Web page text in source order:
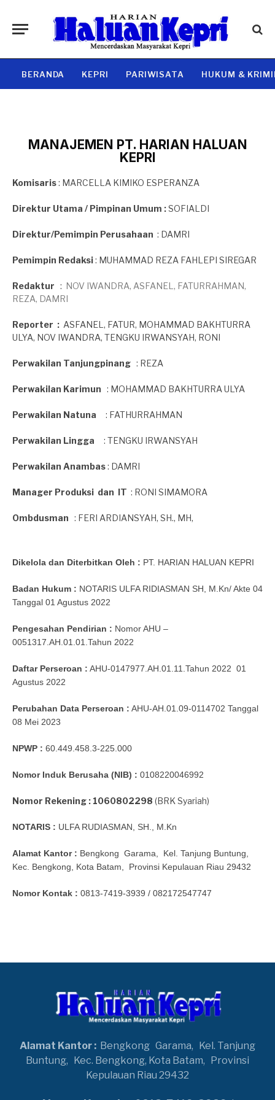
BERANDA KEPRI PARIWISATA HUKUM &
MANAJEMEN PT. HARIAN HALUAN
KEPRI
Komisaris: MARCELLA KIMIKO ESPERANZA
Direktur Utama / Pimpinan Umum :SOFIALDI
Direktur/Pemimpin Perusahaan : DAMRI
Pemimpin Redaksi: MUHAMMAD REZA FAHLEPI SIREGAR
Redaktur : NOV IWANDRA, ASFANEL, FATURRAHMAN,
REZA, DAMRI
Reporter : ASFANEL, FATUR, MOHAMMAD BAKHTURRA
ULYA, NOV IWANDRA, TENGKU IRWANSYAH, RONI
Perwakilan Tanjungpinang : REZA
Perwakilan Karimun : MOHAMMAD BAKHTURRA ULYA
Perwakilan Natuna : FATHURRAHMAN
Perwakilan Lingga : TENGKU IRWANSYAH
Perwakilan Anambas: DAMRI
Manager Produksi dan IT : RONI SIMAMORA
Ombdusman : FERI ARDIANSYAH, SH., MH,
Dikelola dan Diterbitkan Oleh : PT. HARIAN HALUAN KEPRI
Badan Hukum : NOTARIS ULFA RIDIASMAN SH, M.Kn/Akte 04
Tanggal 01 Agustus 2022
Pengesahan Pendirian : Nomor AHU –
0051317.AH.01.01.Tahun 2022
Daftar Perseroan : AHU-0147977.AH.01.11.Tahun 2022 01
Agustus 2022
Perubahan Data Perseroan : AHU-AH.01.09-0114702 Tanggal
08 Mei 2023
NPWP : 60.449.458.3-225.000
Nomor Induk Berusaha (NIB) : 0108220046992
Nomor Rekening : 1060802298 (BRK Syariah)
NOTARIS : ULFA RUDIASMAN, SH., M.Kn
Alamat Kantor : Bengkong Garama, Kel. Tanjung Buntung,
Kec. Bengkong, Kota Batam, Provinsi Kepulauan Riau 29432
Nomor Kontak : 0813-7419-3939 / 082172547747
Alamat Kantor : Bengkong Garama, Kel. Tanjung
Buntung, Kec. Bengkong, Kota Batam, Provinsi
Kepulauan Riau 29432